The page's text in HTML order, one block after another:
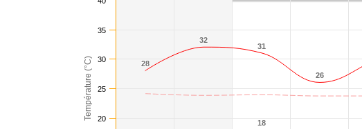
Température (°C) 28
28
32
32
31
31
26
26
18
18
20
25
30
35